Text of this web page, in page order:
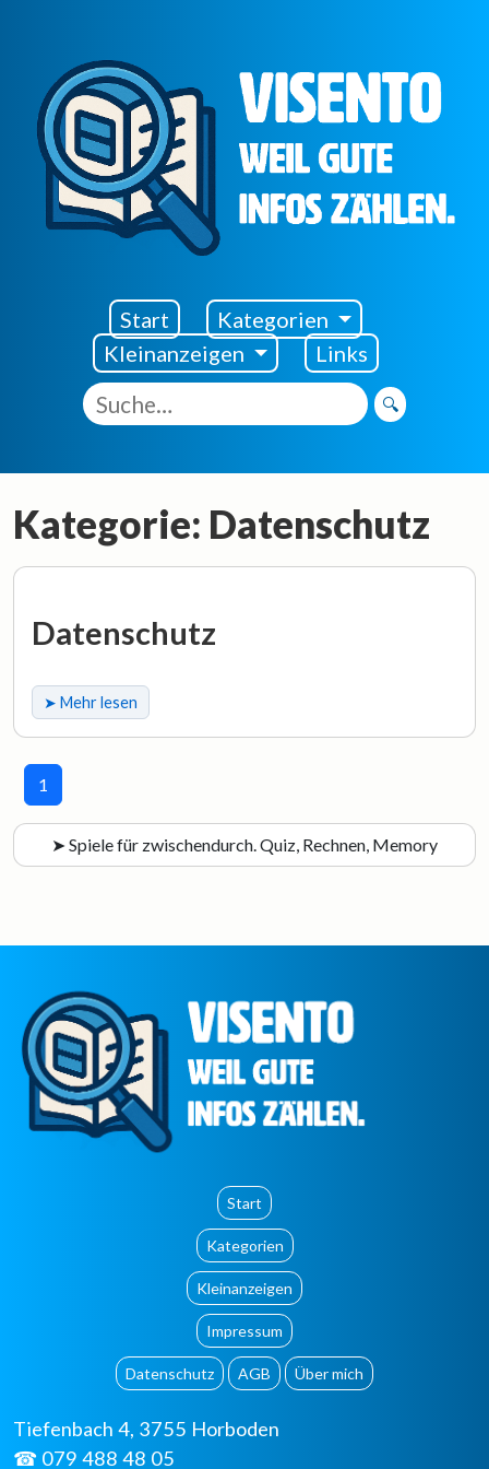
Start
Kategorien
Kleinanzeigen
Links
🔍
Kategorie: Datenschutz
Datenschutz
➤ Mehr lesen
1
➤ Spiele für zwischendurch. Quiz, Rechnen, Memory
Start
Kategorien
Kleinanzeigen
Impressum
Datenschutz AGB Über mich
Tiefenbach 4, 3755 Horboden
☎ 079 488 48 05